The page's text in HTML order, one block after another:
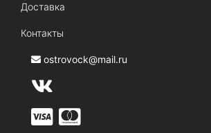
Доставка
Контакты
ostrovock@mail.ru